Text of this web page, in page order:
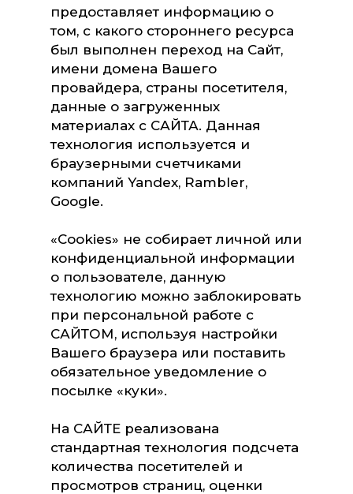
предоставляет информацию о
том, с какого стороннего ресурса
был выполнен переход на Сайт,
имени домена Вашего
провайдера, страны посетителя,
данные о загруженных
материалах с САЙТА. Данная
технология используется и
браузерными счетчиками
компаний Yandex, Rambler,
Google.
«Сookies» не собирает личной или
конфиденциальной информации
о пользователе, данную
технологию можно заблокировать
при персональной работе с
САЙТОМ, используя настройки
Вашего браузера или поставить
обязательное уведомление о
посылке «куки».
На САЙТЕ реализована
стандартная технология подсчета
количества посетителей и
просмотров страниц, оценки